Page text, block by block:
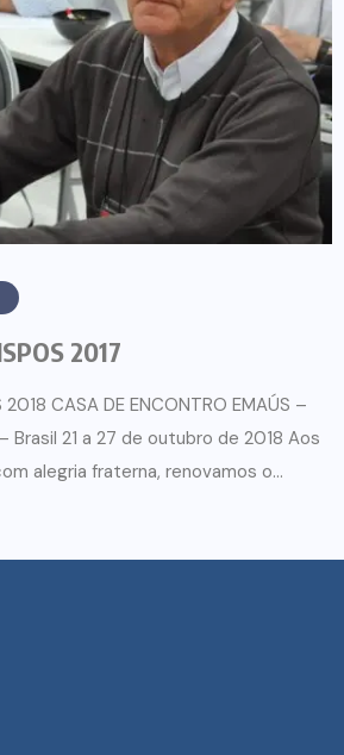
2017
2018 CASA DE ENCONTRO EMAÚS –
Brasil 21 a 27 de outubro de 2018 Aos
alegria fraterna, renovamos o...